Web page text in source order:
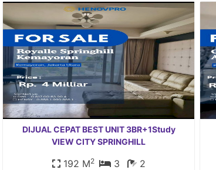
DIJUAL CEPAT BEST UNIT 3BR+1Study
VIEW CITY SPRINGHILL
192 M2 3 2